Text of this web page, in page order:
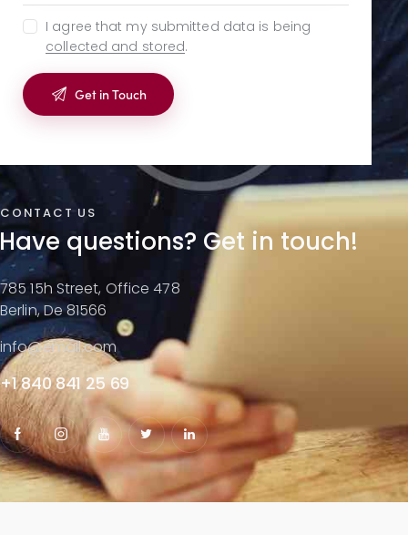
I agree that my submitted data is being
collected and stored.
CONTACT US
Have questions? Get in touch!
785 15h Street, Office 478
Berlin, De 81566
info@email.com
+1 840 841 25 69